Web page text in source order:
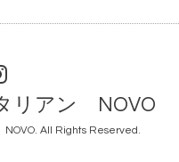
リアン NOVO
. All Rights Reserved.